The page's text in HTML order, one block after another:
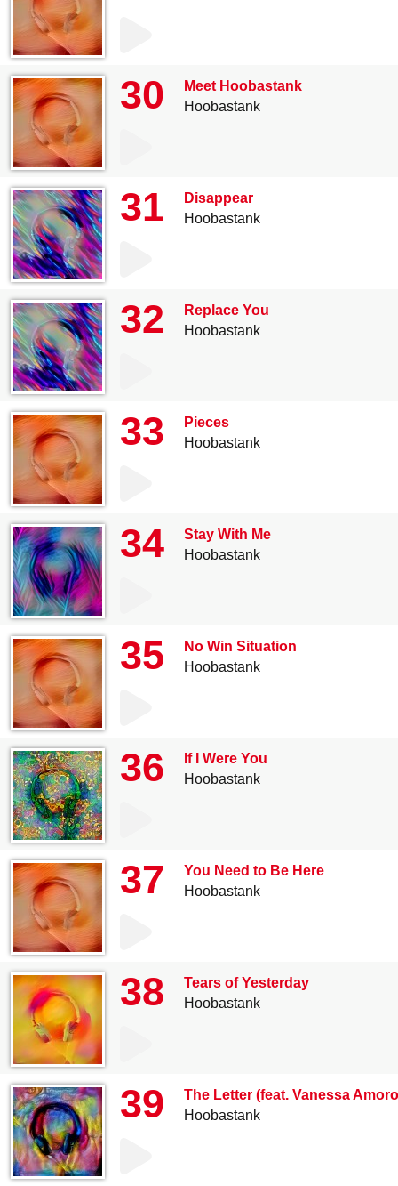
30
Meet Hoobastank
Hoobastank
31
Disappear
Hoobastank
32
Replace You
Hoobastank
33
Pieces
Hoobastank
34
Stay With Me
Hoobastank
35
No Win Situation
Hoobastank
36
If I Were You
Hoobastank
37
You Need to Be Here
Hoobastank
38
Tears of Yesterday
Hoobastank
39
The Letter (feat. Vanessa
Hoobastank